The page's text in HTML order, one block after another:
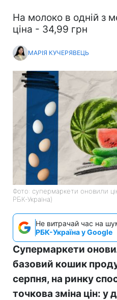
На молоко в одній з
ціна - 34,99 грн
МАРІЯ КУЧЕРЯВЕЦЬ
Фото: супермаркети оновили
РБК-Україна)
Не витрачай час на
РБК-Україна у Google
Супермаркети
базовий кошик
серпня, на ринку
точкова зміна цін: у